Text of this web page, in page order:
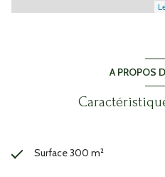
A PROPOS
Surface 300 m²